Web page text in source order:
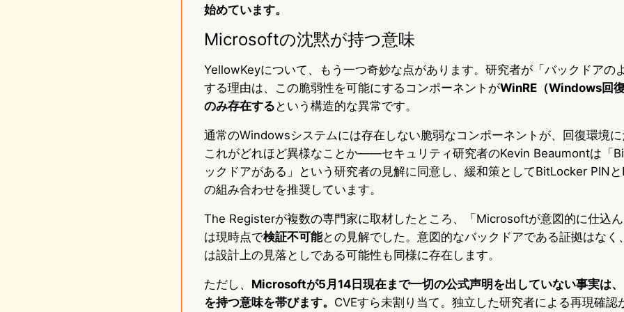
始めています。
Microsoftの沈黙が持つ意味
YellowKeyについて、もう一つ奇妙な点があります。研究者が「バックドアの
する理由は、この脆弱性を可能にするコンポーネントがWinRE（Windows回
のみ存在する という構造的な異常です。
通常のWindowsシステムには存在しない脆弱なコンポーネントが、回復環境
これがどれほど異様なことか——セキュリティ研究者のKevin Beaumontは「
ックドアがある」という研究者の見解に同意し、緩和策としてBitLocker PIN
の組み合わせを推奨しています。
The Registerが複数の専門家に取材したところ、「Microsoftが意図的に仕込
は現時点で検証不可能との見解でした。意図的なバックドアである証拠はなく
は設計上の見落としである可能性も同様に存在します。
ただし、 Microsoftが5月14日現在まで一切の公式声明を出していない事実は
を持つ意味を帯びます。 CVEすら未割り当て。独立した研究者による再現確認